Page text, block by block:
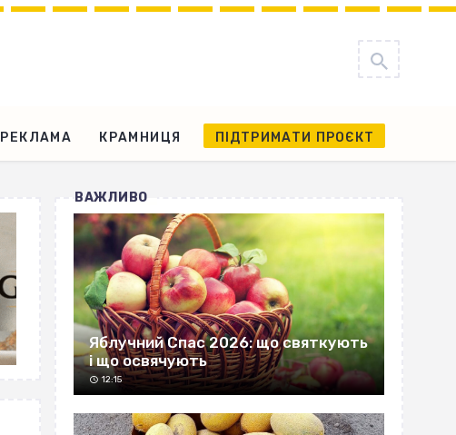
РЕКЛАМА КРАМНИЦЯ ПІДТРИМАТИ ПРОЄКТ
ВАЖЛИВО
Яблучний Спас 2026: що святкують
і що освячують
12:15